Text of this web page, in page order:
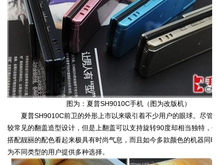
图为：夏普SH9010C手机（图为改版机）
夏普SH9010C前卫的外形上市以来吸引着不少用户的眼球。尽管
较常见的翻盖造型设计，但是上翻盖可以支持旋转90度却相当独特，
搭配靓丽的配色看起来极具有时尚气息，而且如今多款颜色的机器同
为不同类型的用户提供多种选择。